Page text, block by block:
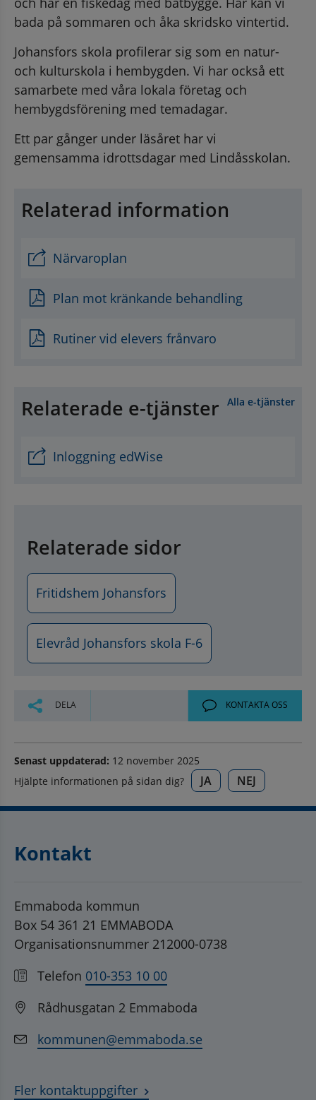
bada på sommaren och åka skridsko vintertid.
Johansfors skola profilerar sig som en natur-
och kulturskola i hembygden. Vi har också ett
samarbete med våra lokala företag och
hembygdsförening med temadagar.
Ett par gånger under läsåret har vi
gemensamma idrottsdagar med Lindåsskolan.
Relaterad information
Närvaroplan
Plan mot kränkande behandling
Rutiner vid elevers frånvaro
Relaterade e-tjänster Alla e-tjänster
Inloggning edWise
Relaterade sidor
Fritidshem Johansfors
Elevråd Johansfors skola F-6
DELA KONTAKTA OSS
Senast uppdaterad: 12 november 2025
Hjälpte informationen på sidan dig?
JA NEJ
webbplats, öppnas i nytt fönster.
Kontakt
Emmaboda kommun
Box 54 361 21 EMMABODA
Organisationsnummer 212000-0738
Telefon 010-353 10 00
Rådhusgatan 2 Emmaboda
kommunen@emmaboda.se
Fler kontaktuppgifter